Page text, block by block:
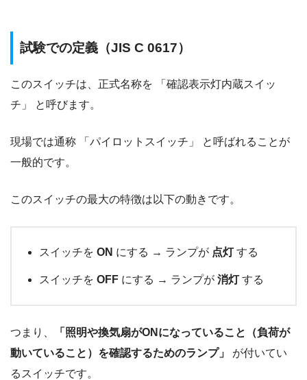
試験での定義（JIS C 0617）
このスイッチは、正式名称を 「確認表示灯内蔵スイッ
チ」 と呼びます。
現場では通称 「パイロットスイッチ」 と呼ばれることが
一般的です。
このスイッチの最大の特徴は以下の動きです。
スイッチを ON にする → ランプが 点灯する
スイッチを OFF にする → ランプが 消灯する
つまり、
「照明や換気扇がONになっていること（負荷が
動いていること）を確認するためのランプ」
が付いてい
るスイッチです。